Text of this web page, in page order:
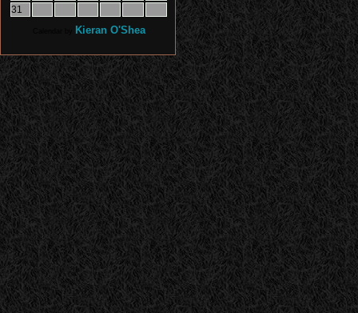
31
Kieran O'Shea